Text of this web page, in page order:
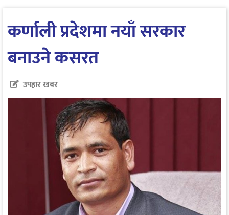
कर्णाली प्रदेशमा नयाँ सरकार
बनाउने कसरत
उपहार खबर